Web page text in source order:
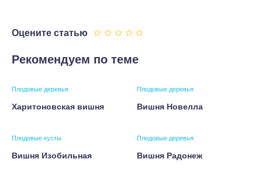
Оцените статью
Рекомендуем по теме
Плодовые деревья
Харитоновская вишня
Плодовые деревья
Вишня Новелла
Плодовые кусты
Вишня Изобильная
Плодовые деревья
Вишня Радонеж